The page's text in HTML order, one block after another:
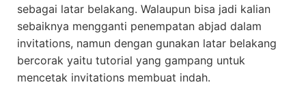
sebagai latar belakang. Walaupun bisa jadi kalian
sebaiknya mengganti penempatan abjad dalam
invitations, namun dengan gunakan latar belakang
bercorak yaitu tutorial yang gampang untuk
mencetak invitations membuat indah.